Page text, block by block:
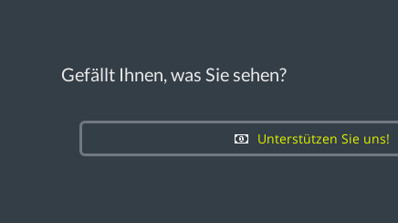
Gefällt Ihnen, was Sie sehen?
Unterstützen Sie uns!